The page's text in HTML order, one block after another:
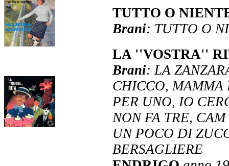
TUTTO O
Brani: TUTTO O
LA ''VOSTRA''
Brani: LA
CHICCO, MAMMA
PER UNO, IO
NON FA TRE,
UN POCO DI
BERSAGLIERE